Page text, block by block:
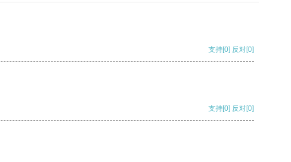
支持[0] 反对[0]
支持[0] 反对[0]